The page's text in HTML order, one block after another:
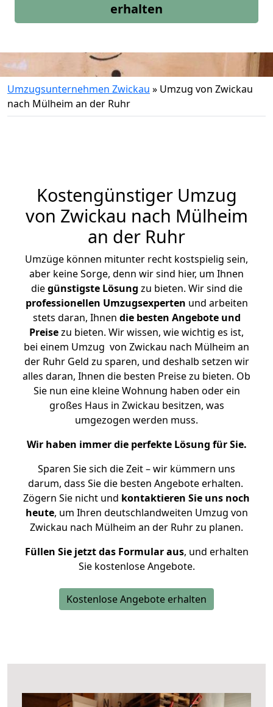
erhalten
Umzugsunternehmen Zwickau » Umzug von Zwickau
nach Mülheim an der Ruhr
Kostengünstiger Umzug
von Zwickau nach Mülheim
an der Ruhr
Umzüge können mitunter recht kostspielig sein,
aber keine Sorge, denn wir sind hier, um Ihnen
diegünstigste Lösung zu bieten. Wir sind die
professionellen Umzugsexperten und arbeiten
stets daran, Ihnen die besten Angebote und
Preisezu bieten. Wir wissen, wie wichtig es ist,
bei einem Umzug von Zwickau nach Mülheim an
der Ruhr Geld zu sparen, und deshalb setzen wir
alles daran, Ihnen die besten Preise zu bieten. Ob
Sie nun eine kleine Wohnung haben oder ein
großes Haus in Zwickau besitzen, was
umgezogen werden muss.
Wir haben immer die perfekte Lösung für Sie.
Sparen Sie sich die Zeit – wir kümmern uns
darum, dass Sie die besten Angebote erhalten.
Zögern Sie nicht und kontaktieren Sie uns noch
heute, um Ihren deutschlandweiten Umzug von
Zwickau nach Mülheim an der Ruhr zu planen.
Füllen Sie jetzt das Formular aus, und erhalten
Sie kostenlose Angebote.
Kostenlose Angebote erhalten